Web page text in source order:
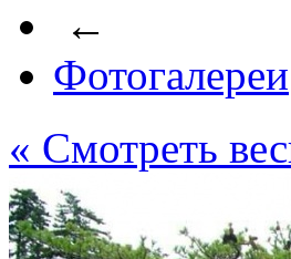
←
Фотогалереи
« Cмотреть